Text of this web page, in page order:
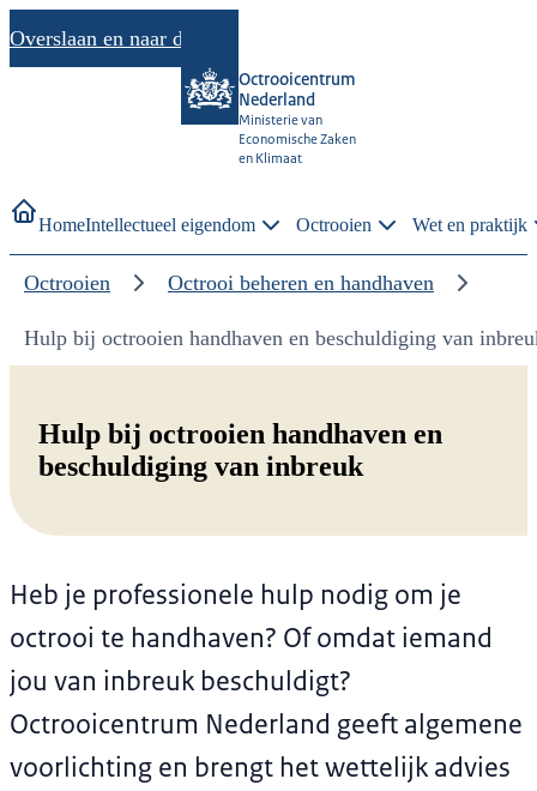
Overslaan en naar de inhoud gaan
Octrooicentrum
Nederland
Ministerie van
Economische Zaken
en Klimaat
HomeIntellectueel eigendom Octrooien Wet en praktijk
Octrooien Octrooi beheren en handhaven
Hulp bij octrooien handhaven en beschuldiging van
Hulp bij octrooien handhaven en
beschuldiging van inbreuk
Heb je professionele hulp nodig om je
octrooi te handhaven? Of omdat iemand
jou van inbreuk beschuldigt?
Octrooicentrum Nederland geeft algemene
voorlichting en brengt het wettelijk advies